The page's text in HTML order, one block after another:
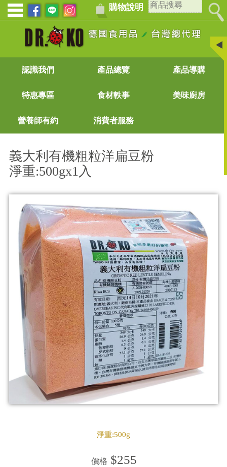
購物說明
認識我們 產品總覽 產品導購
特惠專區 食材軼事 美味廚房
營養師有約 消費者服務
義大利有機粗粒洋扁豆粉
淨重:500gx1入
淨重:500g
價格 $255